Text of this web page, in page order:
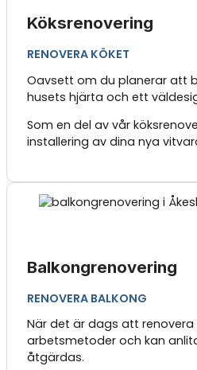
Köksrenovering
RENOVERA KÖKET
Oavsett om du planerar att
husets hjärta och ett
Som en del av vår
installering av dina nya
Balkongrenovering
RENOVERA BALKONG
När det är dags att
arbetsmetoder och kan
åtgärdas.